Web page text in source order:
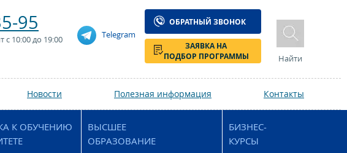
95
10:00 до 19:00
Telegram
ОБРАТНЫЙ ЗВОНОК
ЗАЯВКА НА
ПОДБОР ПРОГРАММЫ
Найти
Новости Полезная информация Контакты
К ОБУЧЕНИЮ
ВЫСШЕЕ
ОБРАЗОВАНИЕ
БИЗНЕС-
КУРСЫ